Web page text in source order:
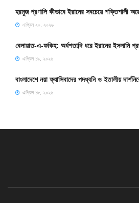
হরমুজ প্রণালি কীভাবে ইরানের সবচেয়ে শক্তিশালী
এপ্রিল ২০, ২০২৬
বেলায়াত-এ-ফকিহ: অর্ধশতাব্দি ধরে ইরানের ইসলামি
এপ্রিল ১৯, ২০২৬
বাংলাদেশে নয়া ফ্যাসিবাদের পদধ্বনি ও ইতালীয়
এপ্রিল ১৮, ২০২৬